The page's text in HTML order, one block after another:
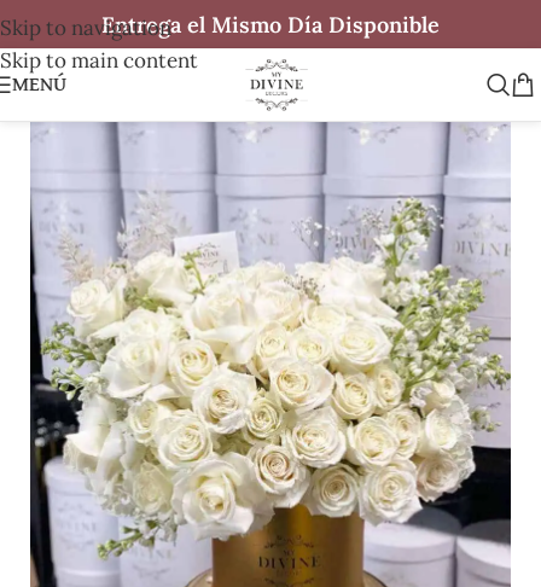
Skip to navigation
Skip to main content
Entrega el Mismo Día Disponible
MENÚ